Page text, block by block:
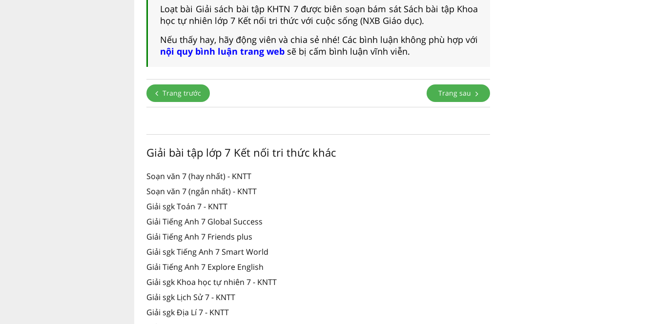
Loạt bài Giải sách bài tập KHTN 7 được biên soạn bám sát Sách bài tập Khoa
học tự nhiên lớp 7 Kết nối tri thức với cuộc sống (NXB Giáo dục).
Nếu thấy hay, hãy động viên và chia sẻ nhé! Các bình luận không phù hợp với
nội quy bình luận trang web sẽ bị cấm bình luận vĩnh viễn.
Trang trước Trang sau
Giải bài tập lớp 7 Kết nối tri thức khác
Soạn văn 7 (hay nhất) - KNTT
Soạn văn 7 (ngắn nhất) - KNTT
Giải sgk Toán 7 - KNTT
Giải Tiếng Anh 7 Global Success
Giải Tiếng Anh 7 Friends plus
Giải sgk Tiếng Anh 7 Smart World
Giải Tiếng Anh 7 Explore English
Giải sgk Khoa học tự nhiên 7 - KNTT
Giải sgk Lịch Sử 7 - KNTT
Giải sgk Địa Lí 7 - KNTT